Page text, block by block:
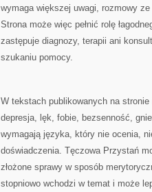
wymaga większej uwagi, rozmowy
Strona może więc pełnić rolę
zastępuje diagnozy, terapii ani
szukaniu pomocy.
W tekstach publikowanych na
depresja, lęk, fobie, bezsenność,
wymagają języka, który nie ocenia,
doświadczenia. Tęczowa Przystań
złożone sprawy w sposób
stopniowo wchodzi w temat i może